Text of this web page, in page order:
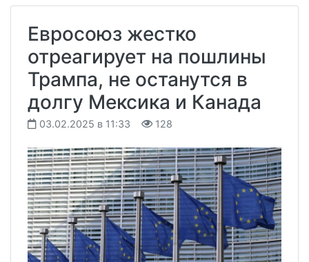
Евросоюз жестко
отреагирует на пошлины
Трампа, не останутся в
долгу Мексика и Канада
03.02.2025 в 11:33 128